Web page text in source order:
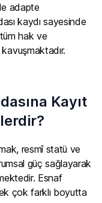
adapte
kaydı sayesinde
tüm hak ve
Kayıt
resmî statü ve
güç sağlayarak
Esnaf
çok farklı boyutta